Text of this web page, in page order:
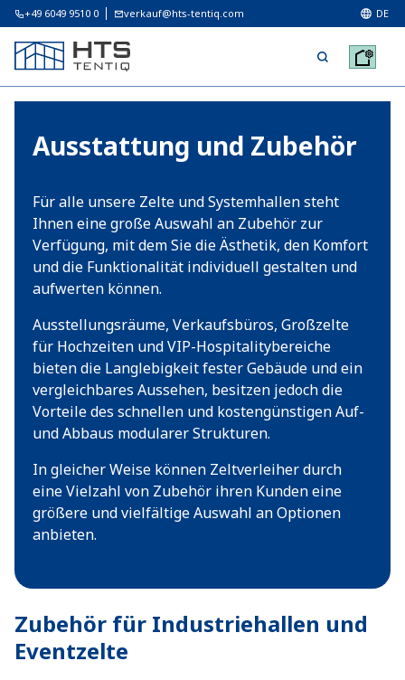
+49 6049 9510 0 verkauf@hts-tentiq.com DE
Ausstattung und Zubehör
Für alle unsere Zelte und Systemhallen steht
Ihnen eine große Auswahl an Zubehör zur
Verfügung, mit dem Sie die Ästhetik, den Komfort
und die Funktionalität individuell gestalten und
aufwerten können.
Ausstellungsräume, Verkaufsbüros, Großzelte
für Hochzeiten und VIP-Hospitalitybereiche
bieten die Langlebigkeit fester Gebäude und ein
vergleichbares Aussehen, besitzen jedoch die
Vorteile des schnellen und kostengünstigen Auf-
und Abbaus modularer Strukturen.
In gleicher Weise können Zeltverleiher durch
eine Vielzahl von Zubehör ihren Kunden eine
größere und vielfältige Auswahl an Optionen
anbieten.
Zubehör für Industriehallen und
Eventzelte